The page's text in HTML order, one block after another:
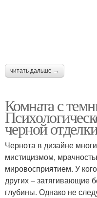
читать дальше →
Комната с
черной
Чернота в дизайне
мистицизмом,
мировосприятием. У
других – затягивающие
глубины. Однако не